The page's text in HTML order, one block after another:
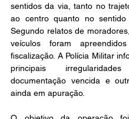
sentidos da via, tanto no
ao centro quanto no sentido
Segundo relatos de
veículos foram
fiscalização. A Polícia Militar
principais
documentação vencida e
ainda em apuração.